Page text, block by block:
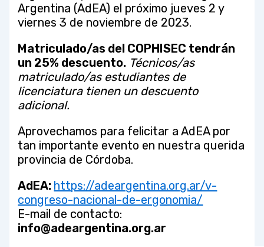
Argentina (AdEA) el próximo jueves 2 y
viernes 3 de noviembre de 2023.
Matriculado/as del COPHISEC tendrán
un 25% descuento. Técnicos/as
matriculado/as estudiantes de
licenciatura tienen un descuento
adicional.
Aprovechamos para felicitar a AdEA por
tan importante evento en nuestra querida
provincia de Córdoba.
AdEA: https://adeargentina.org.ar/v-
congreso-nacional-de-ergonomia/
E-mail de contacto:
info@adeargentina.org.ar